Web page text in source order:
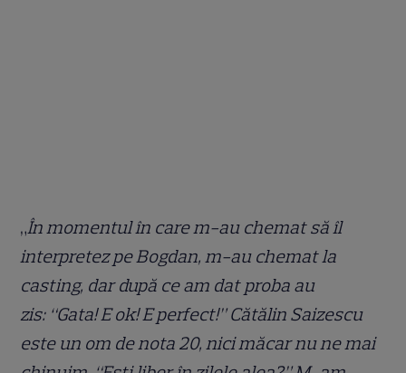
„În momentul în care m-au chemat să îl
interpretez pe Bogdan, m-au chemat la
casting, dar după ce am dat proba au
zis: “Gata! E ok! E perfect!” Cătălin Saizescu
este un om de nota 20, nici măcar nu ne mai